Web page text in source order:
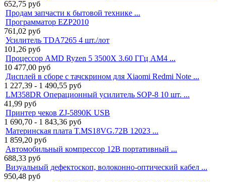
652,75 руб
Продам запчасти к бытовой технике ...
Программатор EZP2010
761,02 руб
Усилитель TDA7265 4 шт./лот
101,26 руб
Процессор AMD Ryzen 5 3500X 3.60 ГГц AM4 ...
10 477,00 руб
Дисплей в сборе с тачскрином для Xiaomi Redmi Note ...
1 227,39 - 1 490,55 руб
LM358DR Операционный усилитель SOP-8 10 шт. ...
41,99 руб
Принтер чеков ZJ-5890K USB
1 690,70 - 1 843,36 руб
Материнская плата T.MS18VG.72B 12023 ...
1 859,20 руб
Автомобильный компрессор 12В портативный ...
688,33 руб
Визуальный дефектоскоп, волоконно-оптический кабел ...
950,48 руб